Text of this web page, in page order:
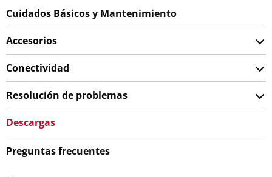
Cuidados Básicos y Mantenimiento
Accesorios
Conectividad
Resolución de problemas
Descargas
Preguntas frecuentes